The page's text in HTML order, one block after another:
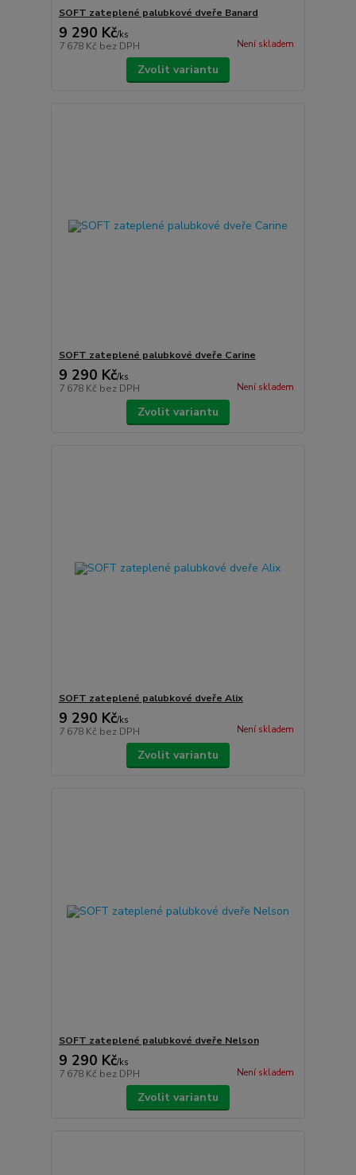
SOFT zateplené palubkové dveře Banard
9 290 Kč/ks
7 678 Kč bez DPH Není skladem
Zvolit variantu
SOFT zateplené palubkové dveře Carine
9 290 Kč/ks
7 678 Kč bez DPH Není skladem
Zvolit variantu
SOFT zateplené palubkové dveře Alix
9 290 Kč/ks
7 678 Kč bez DPH Není skladem
Zvolit variantu
SOFT zateplené palubkové dveře Nelson
9 290 Kč/ks
7 678 Kč bez DPH Není skladem
Zvolit variantu